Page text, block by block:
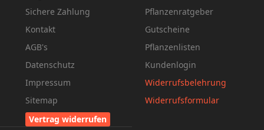
Sichere Zahlung
Kontakt
AGB's
Datenschutz
Impressum
Sitemap
Vertrag widerrufen
Pflanzenratgeber
Gutscheine
Pflanzenlisten
Kundenlogin
Widerrufsbelehrung
Widerrufsformular